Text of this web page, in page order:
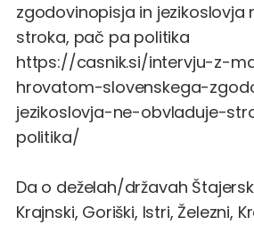
zgodovinopisja in jezikoslovja
stroka, pač pa politika
https://casnik.si/intervju-z-
hrovatom-slovenskega-
jezikoslovja-ne-obvladuje-
politika/
Da o deželah/državah
Krajnski, Goriški, Istri, Železni,